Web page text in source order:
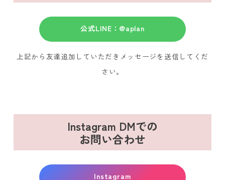
公式LINE：@aplan
上記から友達追加していただきメッセージを送信してくだ
さい。
Instagram DMでの
お問い合わせ
Instagram